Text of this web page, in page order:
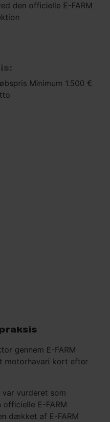
den officielle E-FARM
Minimum 1.500 €
gennem E-FARM
motorhavari kort efter
vurderet som
officielle E-FARM
dækket af E-FARM